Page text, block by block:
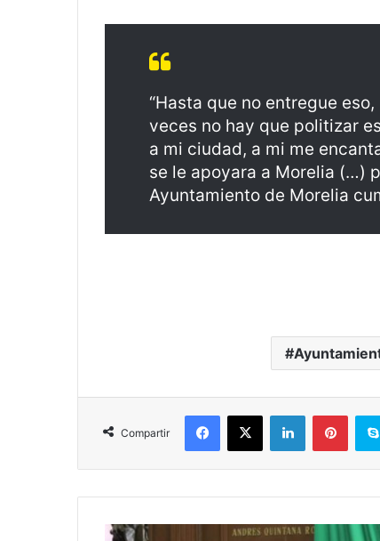
“Hasta que no entregue
veces no hay que politizar
a mi ciudad, a mi me
se le apoyara a Morelia (…)
Ayuntamiento de Morelia
Compartir
Facebook
X LinkedIn
Propone